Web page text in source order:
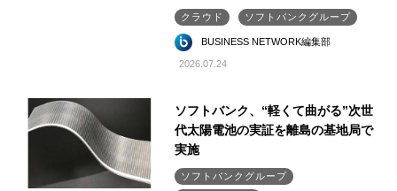
クラウド ソフトバンクグループ
BUSINESS NETWORK編集部
2026.07.24
ソフトバンク、“軽くて曲がる”次世
代太陽電池の実証を離島の基地局で
実施
ソフトバンクグループ